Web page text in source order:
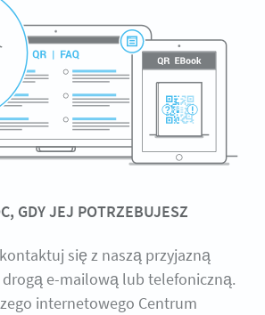
GDY JEJ POTRZEBUJESZ
się z naszą przyjazną
drogą e-mailową lub telefoniczną.
internetowego Centrum